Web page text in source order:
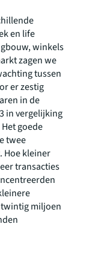
en life
winkels
zagen we
tussen
er zestig
in de
in vergelijking
goede
twee
Hoe kleiner
transacties
miljoen